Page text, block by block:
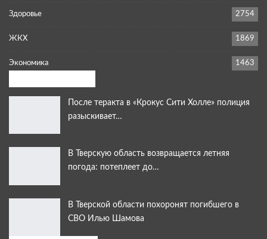
Здоровье 2754
ЖКХ 1869
Экономика 1463
После теракта в «Крокус Сити Холле» полиция
разыскивает…
В Тверскую область возвращается летняя
погода: потеплеет до…
В Тверской области похоронят погибшего в
СВО Илью Шамова